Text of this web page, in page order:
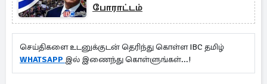
போராட்டம்
செய்திகளை உடனுக்குடன் தெரிந்து கொள்ள IBC தமிழ்
WHATSAPP இல் இணைந்து கொள்ளுங்கள்...!